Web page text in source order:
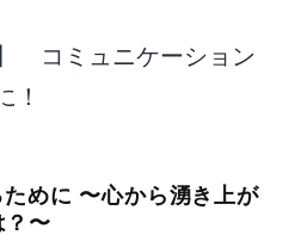
コミュニケーション
！
めに 〜心から湧き上が
？〜